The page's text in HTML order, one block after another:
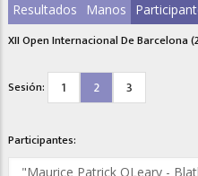
Resultados Manos
XII Open Internacional De Barcelona
Sesión: 1 2 3
Participantes: